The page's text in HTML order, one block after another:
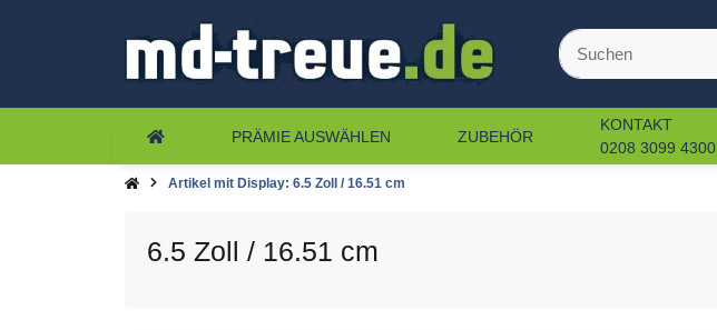
PRÄMIE AUSWÄHLEN ZUBEHÖR
KONTAKT
0208 3099 4300
Artikel mit Display: 6.5 Zoll / 16.51 cm
6.5 Zoll / 16.51 cm